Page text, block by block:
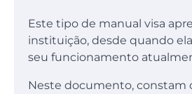
Este tipo de manual visa
instituição, desde quando
seu funcionamento
Neste documento, constam